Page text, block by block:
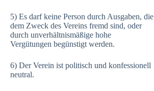
5) Es darf keine Person durch Ausgaben, die
dem Zweck des Vereins fremd sind, oder
durch unverhältnismäßige hohe
Vergütungen begünstigt werden.
6) Der Verein ist politisch und konfessionell
neutral.